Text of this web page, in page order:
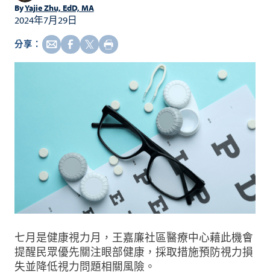
ByYajie Zhu, EdD, MA
2024年7月29日
分享：
七月是健康視力月，王嘉廉社區醫療中心藉此機會
提醒民眾優先關注眼部健康，採取措施預防視力損
失並降低視力問題相關風險。